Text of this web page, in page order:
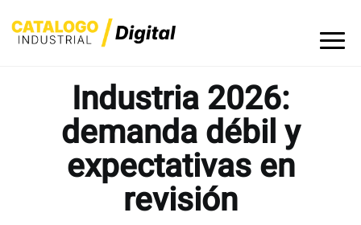
to
Industria 2026:
demanda débil y
expectativas en
revisión